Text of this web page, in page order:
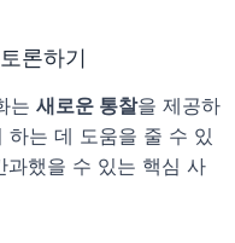
론하기
는 새로운 통찰을 제공하
하는 데 도움을 줄 수 있
과했을 수 있는 핵심 사